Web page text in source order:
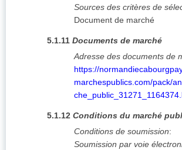
Sources des critères de
Document de marché
5.1.11 Documents de marché
Adresse des documents de
https://
marchespublics.com/pack/
5.1.12 Conditions du marché
Conditions de soumission:
Soumission par voie